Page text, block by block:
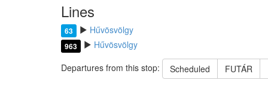
Lines
63 Hűvösvölgy
963
Hűvösvölgy
Departures from this stop:
Scheduled FUTÁR